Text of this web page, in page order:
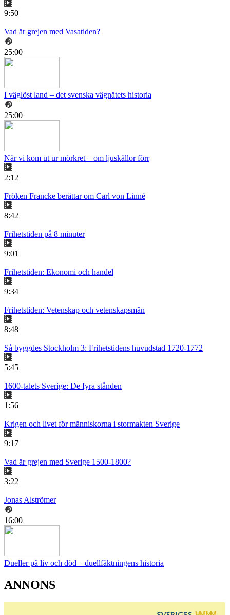
9:50
Vad är grejen med Vasatiden?
25:00
I väglöst land – det svenska vägnätets historia
25:00
När vi kom ut ur mörkret – om ljuskällor förr
2:12
Fröken Francke berättar om Carl von Linné
8:42
Frihetstiden på 8 minuter
9:01
Frihetstiden: Ekonomi och handel
9:34
Frihetstiden: Vetenskap och vetenskapsmän
8:48
Så byggdes Stockholm 3: Frihetstidens huvudstad 1720-1772
5:45
1600-talets Sverige: De fyra stånden
1:56
Krigen och livet för människorna i stormakten Sverige
9:17
Vad är grejen med Sverige 1500-1800?
3:22
Jonas Alströmer
16:00
Dueller på liv och död – duellfäktningens historia
ANNONS